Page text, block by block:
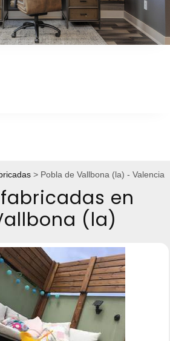
en el hogar
Pobla de Vallbona (la) - Valencia
en
(la)